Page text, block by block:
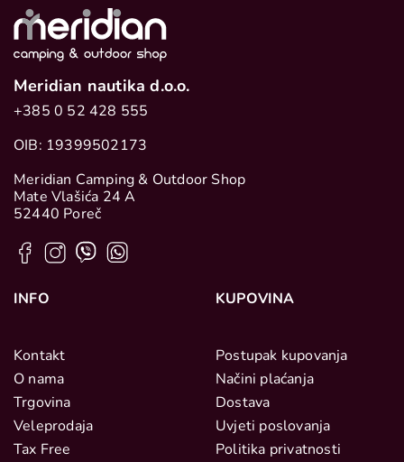
Meridian nautika d.o.o.
+385 0 52 428 555
OIB: 19399502173
Meridian Camping & Outdoor Shop
Mate Vlašića 24 A
52440 Poreč
INFO
Kontakt
O nama
Trgovina
Veleprodaja
Tax Free
KUPOVINA
Postupak kupovanja
Načini plaćanja
Dostava
Uvjeti poslovanja
Politika privatnosti